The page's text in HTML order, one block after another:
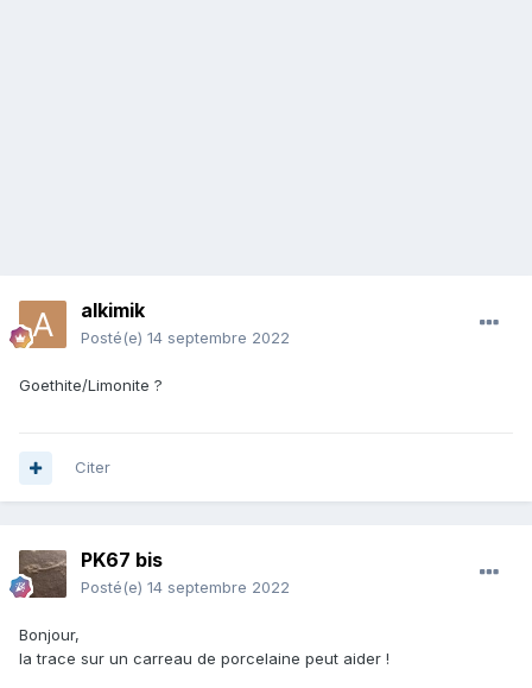
alkimik
Posté(e) 14 septembre 2022
Goethite/Limonite ?
Citer
PK67 bis
Posté(e) 14 septembre 2022
Bonjour,
la trace sur un carreau de porcelaine peut aider !